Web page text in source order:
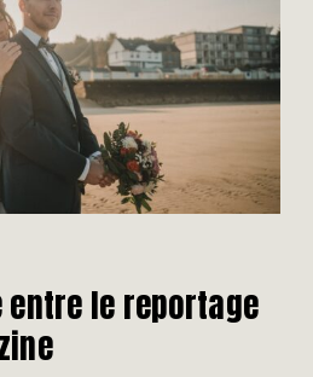
entre le reportage